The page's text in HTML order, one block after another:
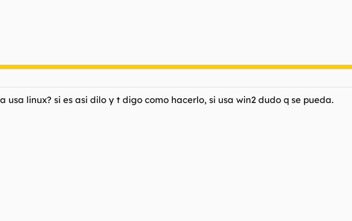
usa linux? si es asi dilo y t digo como hacerlo, si usa win2 dudo q se pueda.